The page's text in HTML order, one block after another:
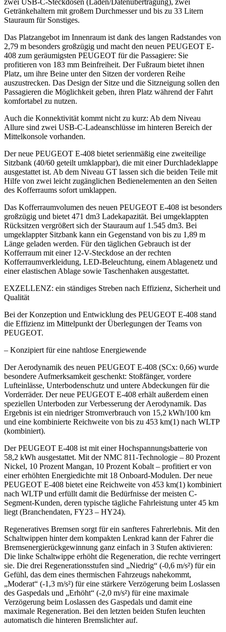
Getränkehaltern mit großem Durchmesser und bis zu 33 Litern
Stauraum für Sonstiges.
Das Platzangebot im Innenraum ist dank des langen Radstandes von
2,79 m besonders großzügig und macht den neuen PEUGEOT E-
408 zum geräumigsten PEUGEOT für die Passagiere: Sie
profitieren von 183 mm Beinfreiheit. Der Fußraum bietet ihnen
Platz, um ihre Beine unter den Sitzen der vorderen Reihe
auszustrecken. Das Design der Sitze und die Sitzneigung sollen den
Passagieren die Möglichkeit geben, ihren Platz während der Fahrt
komfortabel zu nutzen.
Auch die Konnektivität kommt nicht zu kurz: Ab dem Niveau
Allure sind zwei USB-C-Ladeanschlüsse im hinteren Bereich der
Mittelkonsole vorhanden.
Der neue PEUGEOT E-408 bietet serienmäßig eine zweiteilige
Sitzbank (40/60 geteilt umklappbar), die mit einer Durchladeklappe
ausgestattet ist. Ab dem Niveau GT lassen sich die beiden Teile mit
Hilfe von zwei leicht zugänglichen Bedienelementen an den Seiten
des Kofferraums sofort umklappen.
Das Kofferraumvolumen des neuen PEUGEOT E-408 ist besonders
großzügig und bietet 471 dm3 Ladekapazität. Bei umgeklappten
Rücksitzen vergrößert sich der Stauraum auf 1.545 dm3. Bei
umgeklappter Sitzbank kann ein Gegenstand von bis zu 1,89 m
Länge geladen werden. Für den täglichen Gebrauch ist der
Kofferraum mit einer 12-V-Steckdose an der rechten
Kofferraumverkleidung, LED-Beleuchtung, einem Ablagenetz und
einer elastischen Ablage sowie Taschenhaken ausgestattet.
EXZELLENZ: ein ständiges Streben nach Effizienz, Sicherheit und
Qualität
Bei der Konzeption und Entwicklung des PEUGEOT E-408 stand
die Effizienz im Mittelpunkt der Überlegungen der Teams von
PEUGEOT.
– Konzipiert für eine nahtlose Energiewende
Der Aerodynamik des neuen PEUGEOT E-408 (SCx: 0,66) wurde
besondere Aufmerksamkeit geschenkt: Stoßfänger, vordere
Lufteinlässe, Unterbodenschutz und untere Abdeckungen für die
Vorderräder. Der neue PEUGEOT E-408 erhält außerdem einen
speziellen Unterboden zur Verbesserung der Aerodynamik. Das
Ergebnis ist ein niedriger Stromverbrauch von 15,2 kWh/100 km
und eine kombinierte Reichweite von bis zu 453 km(1) nach WLTP
(kombiniert).
Der PEUGEOT E-408 ist mit einer Hochspannungsbatterie von
58,2 kWh ausgestattet. Mit der NMC 811-Technologie – 80 Prozent
Nickel, 10 Prozent Mangan, 10 Prozent Kobalt – profitiert er von
einer erhöhten Energiedichte mit 18 Onboard-Modulen. Der neue
PEUGEOT E-408 bietet eine Reichweite von 453 km(1) kombiniert
nach WLTP und erfüllt damit die Bedürfnisse der meisten C-
Segment-Kunden, deren typische tägliche Fahrleistung unter 45 km
liegt (Branchendaten, FY23 – HY24).
Regeneratives Bremsen sorgt für ein sanfteres Fahrerlebnis. Mit den
Schaltwippen hinter dem kompakten Lenkrad kann der Fahrer die
Bremsenergierückgewinnung ganz einfach in 3 Stufen aktivieren:
Die linke Schaltwippe erhöht die Regeneration, die rechte verringert
sie. Die drei Regenerationsstufen sind „Niedrig“ (-0,6 m/s²) für ein
Gefühl, das dem eines thermischen Fahrzeugs nahekommt,
„Moderat“ (-1,3 m/s²) für eine stärkere Verzögerung beim Loslassen
des Gaspedals und „Erhöht“ (-2,0 m/s²) für eine maximale
Verzögerung beim Loslassen des Gaspedals und damit eine
maximale Regeneration. Bei den letzten beiden Stufen leuchten
automatisch die hinteren Bremslichter auf.